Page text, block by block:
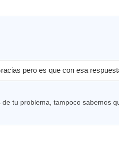
pero es que con esa
tu problema, tampoco sabemos